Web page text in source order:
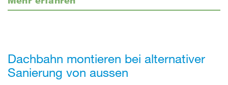
Dachbahn montieren bei alternativer
Sanierung von aussen